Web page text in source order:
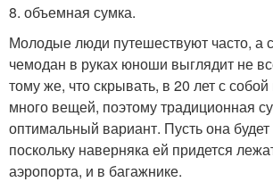
8. объемная сумка.
Молодые люди путешествуют часто, а
чемодан в руках юноши выглядит не
тому же, что скрывать, в 20 лет с собой
много вещей, поэтому традиционная
оптимальный вариант. Пусть она
поскольку наверняка ей придется
аэропорта, и в багажнике.